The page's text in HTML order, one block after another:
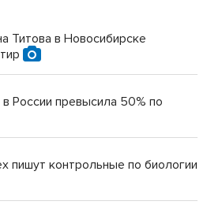
Титова в Новосибирске
России превысила 50% по
пишут контрольные по биологии